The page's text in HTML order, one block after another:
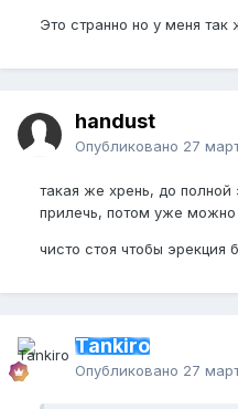
Это странно но у меня так
handust
Опубликовано 27
такая же хрень, до
прилечь, потом уже можно
чисто стоя чтобы эрекция
Tankiro
Опубликовано 27